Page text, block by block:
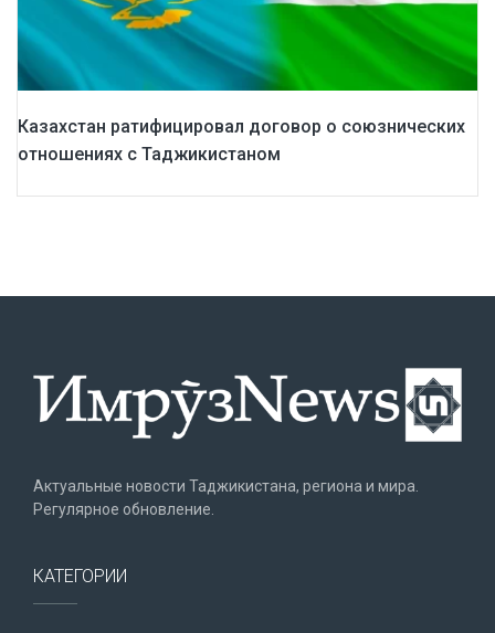
Казахстан ратифицировал договор о союзнических
отношениях с Таджикистаном
Актуальные новости Таджикистана, региона и мира.
Регулярное обновление.
КАТЕГОРИИ